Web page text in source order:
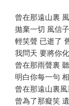
曾在那遠山裏
拋棄一切 風信
輕笑聲 已逝了
我問天 要將你
曾在那雨聲裏
明白你每一句
曾在那遠山裏
曾為了那癡笑